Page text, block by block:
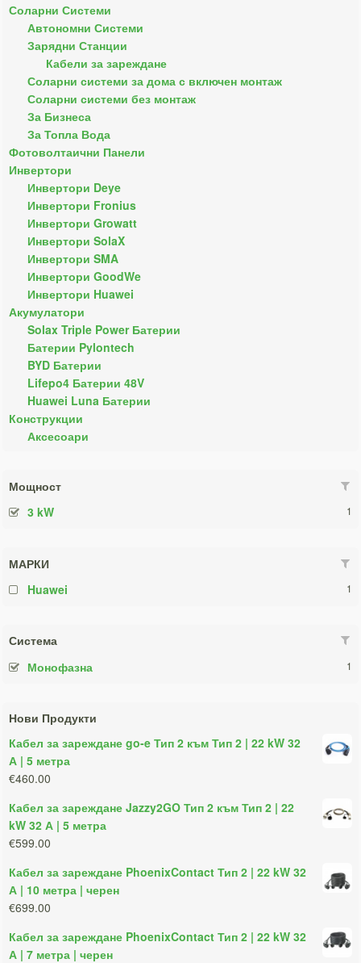
Соларни Системи
Автономни Системи
Зарядни Станции
Кабели за зареждане
Соларни системи за дома с включен монтаж
Соларни системи без монтаж
За Бизнеса
За Топла Вода
Фотоволтаични Панели
Инвертори
Инвертори Deye
Инвертори Fronius
Инвертори Growatt
Инвертори SolaX
Инвертори SMA
Инвертори GoodWe
Инвертори Huawei
Акумулатори
Solax Triple Power Батерии
Батерии Pylontech
BYD Батерии
Lifepo4 Батерии 48V
Huawei Luna Батерии
Конструкции
Аксесоари
Мощност
3 kW
1
МАРКИ
Huawei
1
Система
Монофазна
1
Нови Продукти
Кабел за зареждане go-e Тип 2 към Тип 2 | 22 kW 32
А | 5 метра
€460.00
Кабел за зареждане Jazzy2GO Тип 2 към Тип 2 | 22
kW 32 А | 5 метра
€599.00
Кабел за зареждане PhoenixContact Тип 2 | 22 kW 32
А | 10 метра | черен
€699.00
Кабел за зареждане PhoenixContact Тип 2 | 22 kW 32
А | 7 метра | черен